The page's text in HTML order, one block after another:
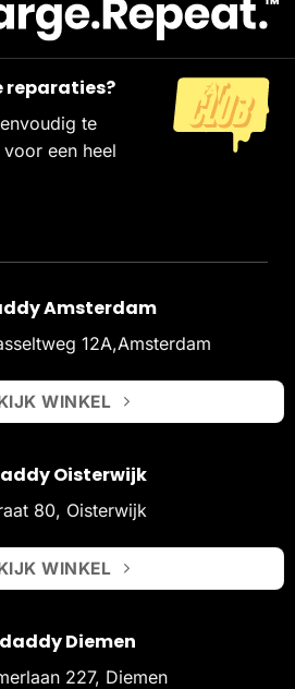
reparaties?
te
een heel
Amsterdam
12A,Amsterdam
WINKEL
Oisterwijk
80, Oisterwijk
WINKEL
Diemen
227, Diemen